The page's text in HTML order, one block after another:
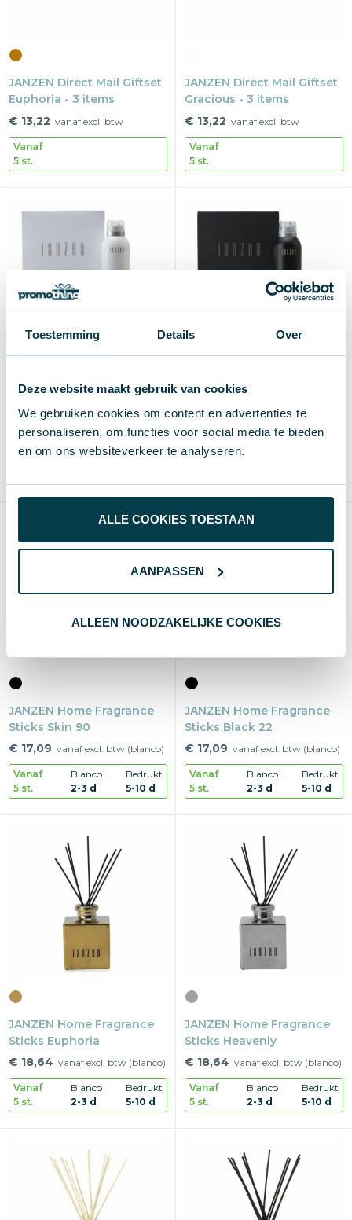
Toestemming Details Over
Deze website maakt gebruik van cookies
We gebruiken cookies om content en advertenties te
personaliseren, om functies voor social media te bieden
en om ons websiteverkeer te analyseren.
ALLE COOKIES TOESTAAN
AANPASSEN
ALLEEN NOODZAKELIJKE COOKIES
JANZEN Direct Mail Giftset
Euphoria - 3 items
€ 13,22 vanaf excl. btw
Vanaf
5 st.
JANZEN Direct Mail Giftset
Gracious - 3 items
€ 13,22 vanaf excl. btw
Vanaf
5 st.
JANZEN Gift Set S Body
Black 22
€ 15,16 vanaf excl. btw (blanco)
JANZEN Gift Set S Body
Skin 90
€ 15,16 vanaf excl. btw (blanco)
Vanaf
JANZEN Home Fragrance
Sticks Skin 90
€ 17,09 vanaf excl. btw (blanco)
Vanaf
5 st.
Blanco
2-3 d
Bedrukt
5-10 d
JANZEN Home Fragrance
Sticks Black 22
€ 17,09 vanaf excl. btw (blanco)
Vanaf
5 st.
Blanco
2-3 d
Bedrukt
5-10 d
JANZEN Home Fragrance
Sticks Euphoria
€ 18,64 vanaf excl. btw (blanco)
Vanaf
5 st.
Blanco
2-3 d
Bedrukt
5-10 d
JANZEN Home Fragrance
Sticks Heavenly
€ 18,64 vanaf excl. btw (blanco)
Vanaf
5 st.
Blanco
2-3 d
Bedrukt
5-10 d